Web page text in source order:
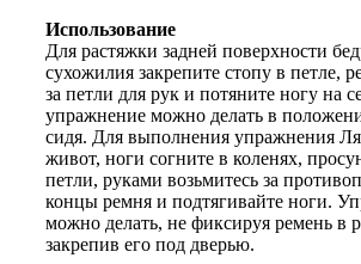
Использование
Для растяжки задней поверхности
сухожилия закрепите стопу в петле,
за петли для рук и потяните ногу на
упражнение можно делать в
сидя. Для выполнения упражнения
живот, ноги согните в коленях,
петли, руками возьмитесь за
концы ремня и подтягивайте ноги.
можно делать, не фиксируя ремень в
закрепив его под дверью.